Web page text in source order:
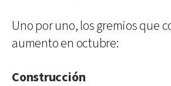
Uno por uno, los gremios que
aumento en octubre:
Construcción